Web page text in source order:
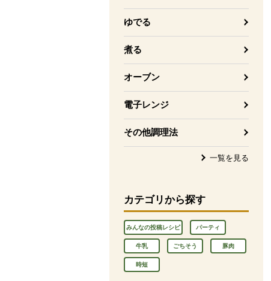
ゆでる
煮る
オーブン
電子レンジ
その他調理法
一覧を見る
カテゴリから探す
みんなの投稿レシピ パーティ
牛乳 ごちそう 豚肉
時短